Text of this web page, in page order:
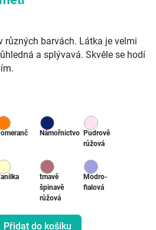
různých barvách. Látka je velmi
a splývavá. Skvěle se hodí
Námořnictvo Pudrově
růžová
tmavě
špinavě
růžová
Modro-
fialová
Přidat do košíku